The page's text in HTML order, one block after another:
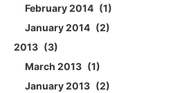
February 2014
1
January 2014
2
2013
3
March 2013
1
January 2013
2